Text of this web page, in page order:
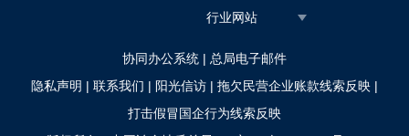
行业网站
协同办公系统 | 总局电子邮件
隐私声明 | 联系我们 | 阳光信访 | 拖欠民营企业账款线索反映 |
打击假冒国企行为线索反映